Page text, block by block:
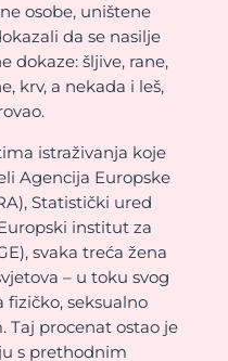
osobe, uništene
da se nasilje
dokaze: šljive, rane,
krv, a nekada i leš,
istraživanja koje
Agencija Europske
Statistički ured
institut za
svaka treća žena
– u toku svog
fizičko, seksualno
Taj procenat ostao je
s prethodnim